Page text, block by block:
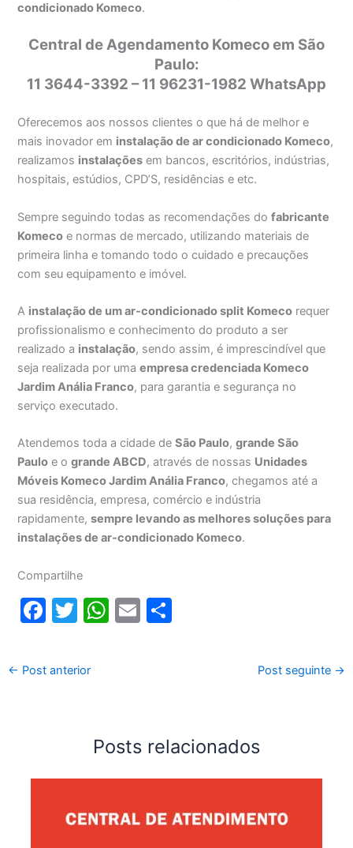
condicionado Komeco.
Central de Agendamento Komeco em São
Paulo:
11 3644-3392 – 11 96231-1982 WhatsApp
Oferecemos aos nossos clientes o que há de melhor e
mais inovador em instalação de ar condicionado Komeco,
realizamos instalações em bancos, escritórios, indústrias,
hospitais, estúdios, CPD’S, residências e etc.
Sempre seguindo todas as recomendações dofabricante
Komeco e normas de mercado, utilizando materiais de
primeira linha e tomando todo o cuidado e precauções
com seu equipamento e imóvel.
A instalação de um ar-condicionado split Komeco requer
profissionalismo e conhecimento do produto a ser
realizado a instalação, sendo assim, é imprescindível que
seja realizada por umaempresa credenciada Komeco
Jardim Anália Franco, para garantia e segurança no
serviço executado.
Atendemos toda a cidade deSão Paulo,grande São
Paulo e ogrande ABCD, através de nossas Unidades
Móveis Komeco Jardim Anália Franco, chegamos até a
sua residência, empresa, comércio e indústria
rapidamente,sempre levando as melhores soluções para
instalações de ar-condicionado Komeco.
Compartilhe
F
c
e
k
T
itt
er
W
p
p
E
← Post anterior Post seguinte →
Posts relacionados